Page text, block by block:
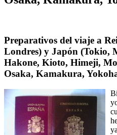
Preparativos del viaje a
Londres) y Japón (Tokio,
Hakone, Kioto, Himeji,
Osaka, Kamakura,